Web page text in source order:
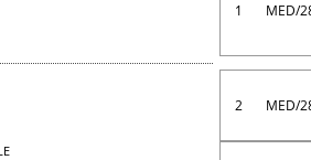
1 MED/
2 MED/